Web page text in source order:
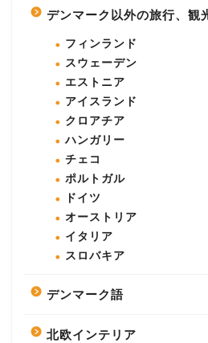
デンマーク以外の旅行、観
フィンランド
スウェーデン
エストニア
アイスランド
クロアチア
ハンガリー
チェコ
ポルトガル
ドイツ
オーストリア
イタリア
スロバキア
デンマーク語
北欧インテリア